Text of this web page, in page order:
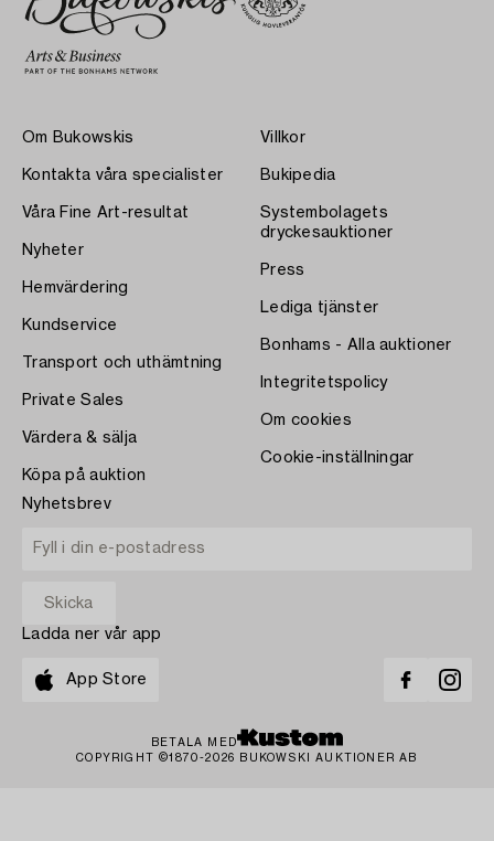
Om Bukowskis
Kontakta våra specialister
Våra Fine Art-resultat
Nyheter
Hemvärdering
Kundservice
Transport och uthämtning
Private Sales
Värdera & sälja
Köpa på auktion
Villkor
Bukipedia
Systembolagets
dryckesauktioner
Press
Lediga tjänster
Bonhams - Alla auktioner
Integritetspolicy
Om cookies
Cookie-inställningar
Nyhetsbrev
Ladda ner vår app
App Store
BETALA MED
COPYRIGHT ©1870-2026 BUKOWSKI AUKTIONER AB